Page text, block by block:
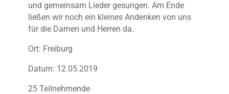
und gemeinsam Lieder gesungen. Am Ende
ließen wir noch ein kleines Andenken von uns
für die Damen und Herren da.
Ort: Freiburg
Datum: 12.05.2019
25 Teilnehmende